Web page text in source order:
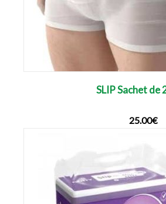
SLIP Sachet de
25.00€